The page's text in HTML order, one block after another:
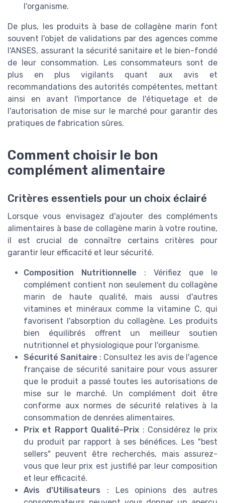
l'organisme.
De plus, les produits à base de collagène marin font
souvent l'objet de validations par des agences comme
l'ANSES, assurant la sécurité sanitaire et le bien-fondé
de leur consommation. Les consommateurs sont de
plus en plus vigilants quant aux avis et
recommandations des autorités compétentes, mettant
ainsi en avant l'importance de l'étiquetage et de
l'autorisation de mise sur le marché pour garantir des
pratiques de fabrication sûres.
Comment choisir le bon
complément alimentaire
Critères essentiels pour un choix éclairé
Lorsque vous envisagez d'ajouter des compléments
alimentaires à base de collagène marin à votre routine,
il est crucial de connaître certains critères pour
garantir leur efficacité et leur sécurité.
Composition Nutritionnelle : Vérifiez que le
complément contient non seulement du collagène
marin de haute qualité, mais aussi d'autres
vitamines et minéraux comme la vitamine C, qui
favorisent l'absorption du collagène. Les produits
bien équilibrés offrent un meilleur soutien
nutritionnel et physiologique pour l'organisme.
Sécurité Sanitaire : Consultez les avis de l'agence
française de sécurité sanitaire pour vous assurer
que le produit a passé toutes les autorisations de
mise sur le marché. Un complément doit être
conforme aux normes de sécurité relatives à la
consommation de denrées alimentaires.
Prix et Rapport Qualité-Prix : Considérez le prix
du produit par rapport à ses bénéfices. Les "best
sellers" peuvent être recherchés, mais assurez-
vous que leur prix est justifié par leur composition
et leur efficacité.
Avis d'Utilisateurs : Les opinions des autres